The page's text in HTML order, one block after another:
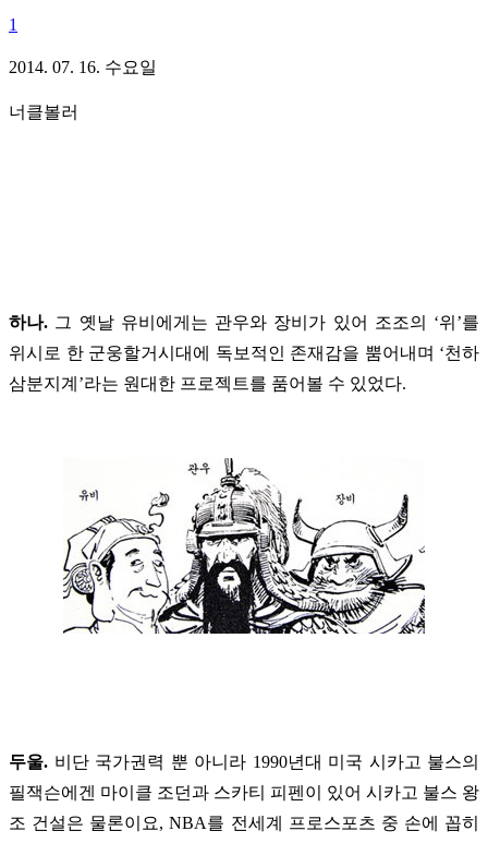
1
2014. 07. 16. 수요일
너클볼러
하나. 그 옛날 유비에게는 관우와 장비가 있어 조조의 ‘위’를
위시로 한 군웅할거시대에 독보적인 존재감을 뿜어내며 ‘천하
삼분지계’라는 원대한 프로젝트를 품어볼 수 있었다.
두울. 비단 국가권력 뿐 아니라 1990년대 미국 시카고 불스의
필잭슨에겐 마이클 조던과 스카티 피펜이 있어 시카고 불스 왕
조 건설은 물론이요, NBA를 전세계 프로스포츠 중 손에 꼽히